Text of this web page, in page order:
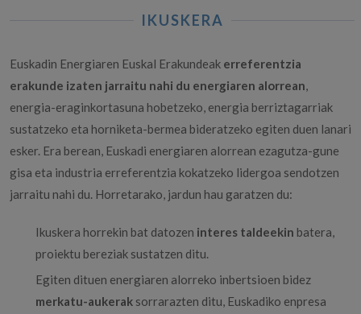
IKUSKERA
Euskadin Energiaren Euskal Erakundeak erreferentzia
erakunde izaten jarraitu nahi du energiaren alorrean
energia-eraginkortasuna hobetzeko, energia berriztagarriak
sustatzeko eta horniketa-bermea bideratzeko egiten duen lanari
esker. Era berean, Euskadi energiaren alorrean ezagutza-gune
gisa eta industria erreferentzia kokatzeko lidergoa sendotzen
jarraitu nahi du. Horretarako, jardun hau garatzen du:
Ikuskera horrekin bat datozen interes taldeekin batera,
proiektu bereziak sustatzen ditu.
Egiten dituen energiaren alorreko inbertsioen bidez
merkatu-aukerak sorrarazten ditu, Euskadiko enpresa